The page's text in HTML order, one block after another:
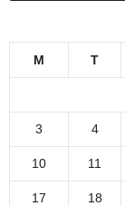
M T
3 4
10 11
17 18